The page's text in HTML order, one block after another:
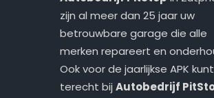
zijn al meer dan 25 jaar uw
betrouwbare garage die alle
merken repareert en
Ook voor de jaarlijkse APK
terecht bij Autobedrijf